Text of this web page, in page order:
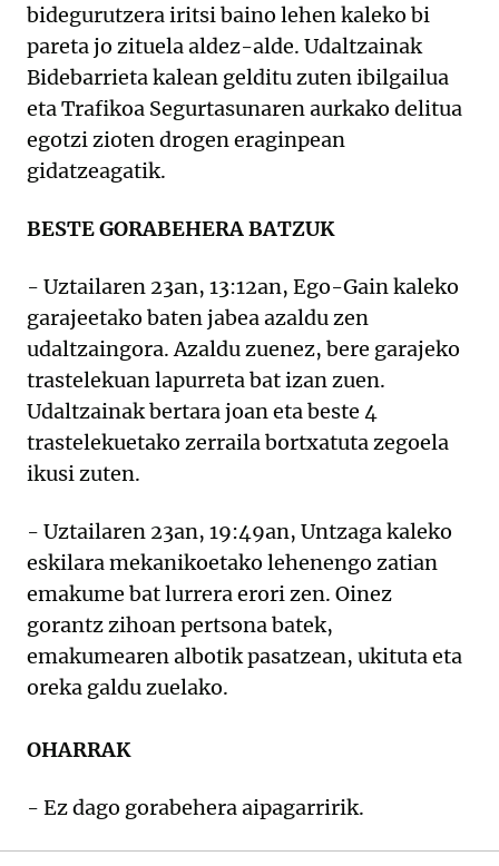
bidegurutzera iritsi baino lehen kaleko bi
pareta jo zituela aldez-alde. Udaltzainak
Bidebarrieta kalean gelditu zuten ibilgailua
eta Trafikoa Segurtasunaren aurkako delitua
egotzi zioten drogen eraginpean
gidatzeagatik.
BESTE GORABEHERA BATZUK
- Uztailaren 23an, 13:12an, Ego-Gain kaleko
garajeetako baten jabea azaldu zen
udaltzaingora. Azaldu zuenez, bere garajeko
trastelekuan lapurreta bat izan zuen.
Udaltzainak bertara joan eta beste 4
trastelekuetako zerraila bortxatuta zegoela
ikusi zuten.
- Uztailaren 23an, 19:49an, Untzaga kaleko
eskilara mekanikoetako lehenengo zatian
emakume bat lurrera erori zen. Oinez
gorantz zihoan pertsona batek,
emakumearen albotik pasatzean, ukituta eta
oreka galdu zuelako.
OHARRAK
- Ez dago gorabehera aipagarririk.